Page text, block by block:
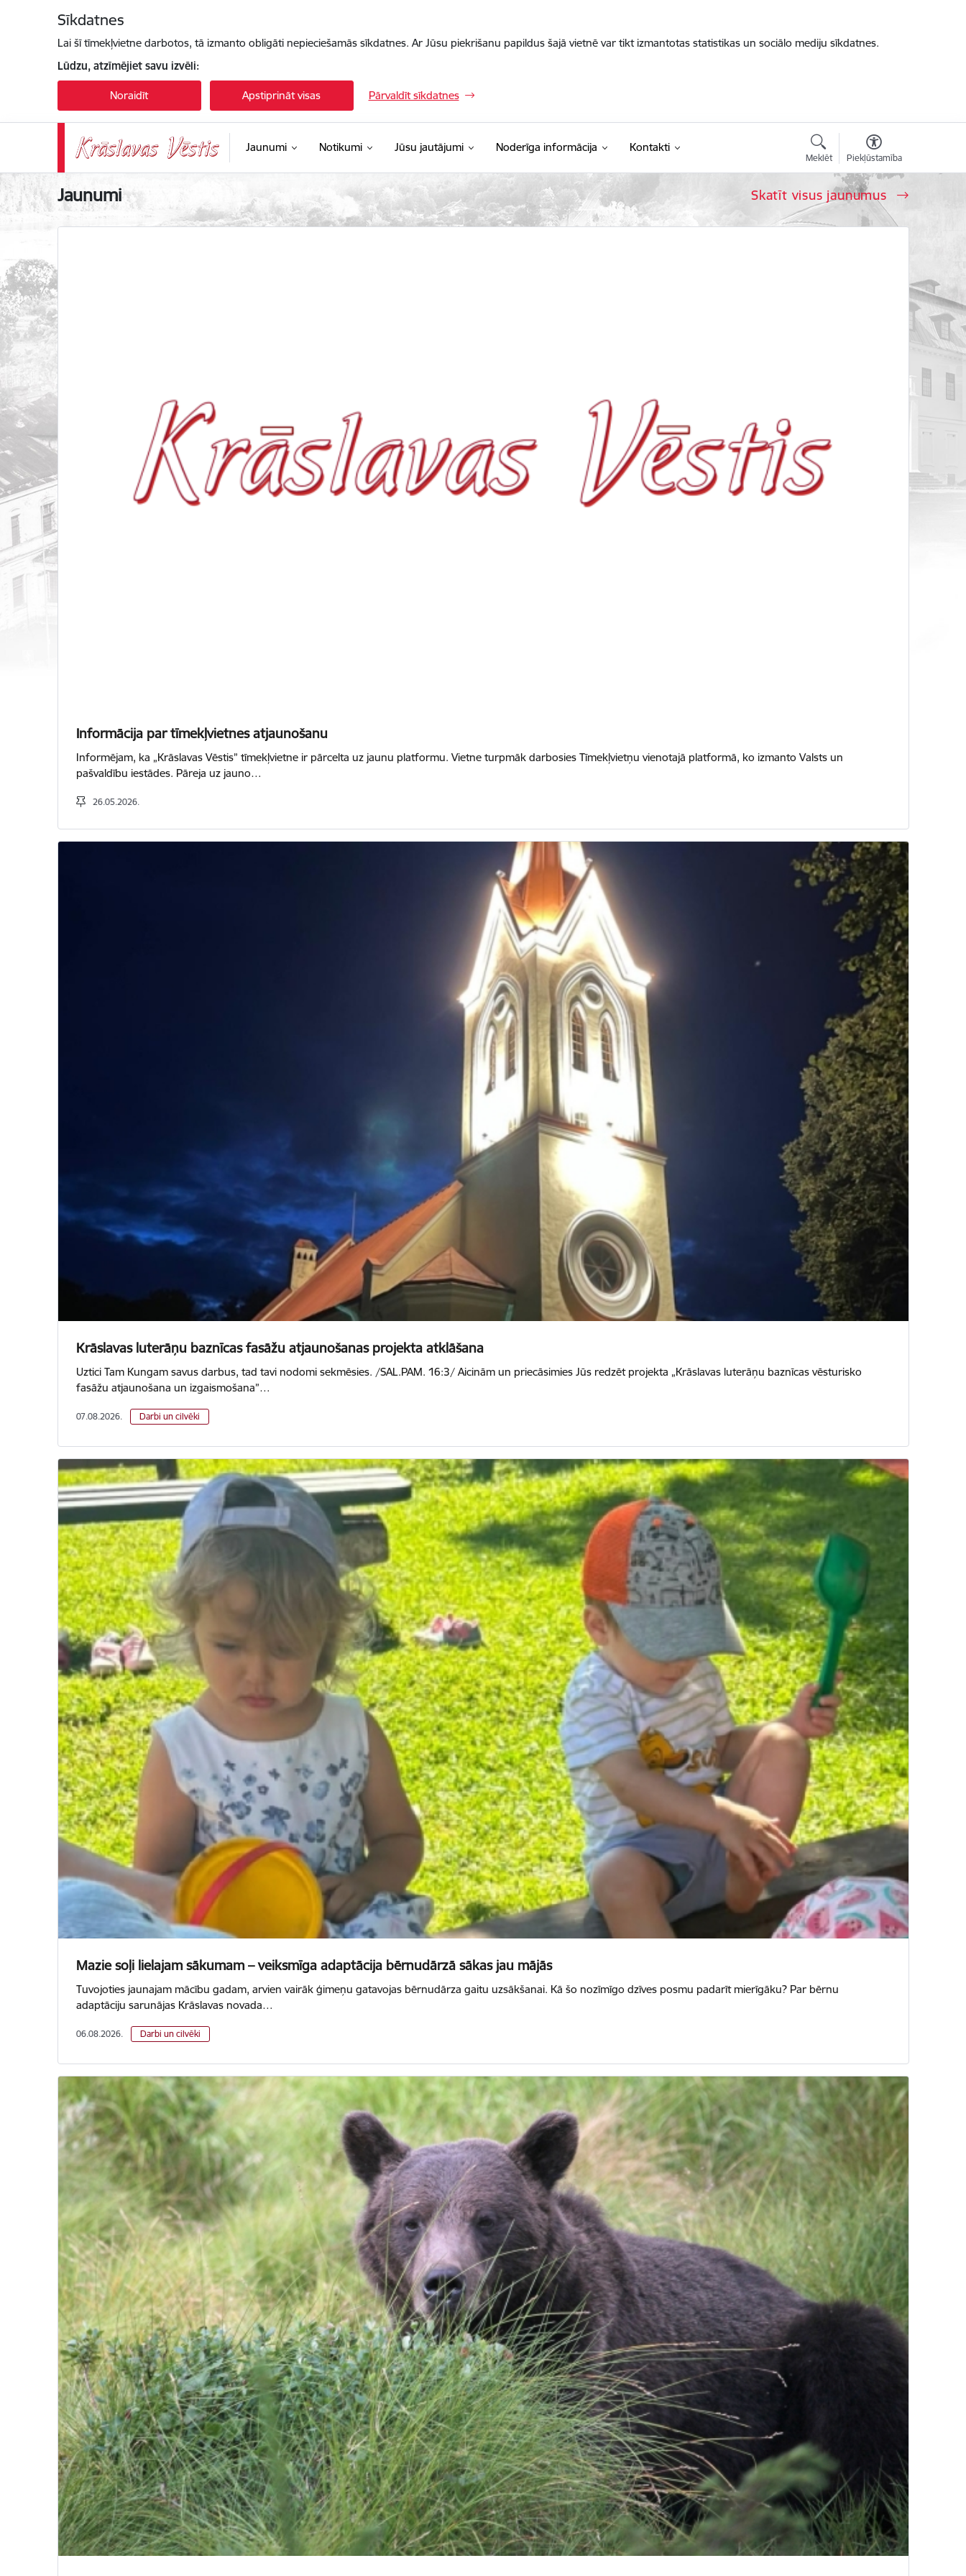
Sīkdatnes
Lai šī tīmekļvietne darbotos, tā izmanto obligāti nepieciešamās sīkdatnes. Ar Jūsu piekrišanu papildus šajā vietnē var tikt izmantotas statistikas un sociālo mediju sīkdatnes.
Lūdzu, atzīmējiet savu izvēli:
Noraidīt Apstiprināt visas Pārvaldīt sīkdatnes
Jaunumi Notikumi Jūsu jautājumi Noderīga informācija Kontakti
Meklēt Piekļūstamība
Krāslavas vēstis
Jaunumi Skatīt visus jaunumus
Informācija par tīmekļvietnes atjaunošanu
Informējam, ka „Krāslavas Vēstis” tīmekļvietne ir pārcelta uz jaunu platformu. Vietne turpmāk darbosies Tīmekļvietņu vienotajā platformā, ko izmanto Valsts un
pašvaldību iestādes. Pāreja uz jauno…
26.05.2026.
Krāslavas luterāņu baznīcas fasāžu atjaunošanas projekta atklāšana
Uztici Tam Kungam savus darbus, tad tavi nodomi sekmēsies. /SAL.PAM. 16:3/ Aicinām un priecāsimies Jūs redzēt projekta „Krāslavas luterāņu baznīcas vēsturisko
fasāžu atjaunošana un izgaismošana”…
07.08.2026. Darbi un cilvēki
Mazie soļi lielajam sākumam – veiksmīga adaptācija bērnudārzā sākas jau mājās
Tuvojoties jaunajam mācību gadam, arvien vairāk ģimeņu gatavojas bērnudārza gaitu uzsākšanai. Kā šo nozīmīgo dzīves posmu padarīt mierīgāku? Par bērnu
adaptāciju sarunājas Krāslavas novada…
06.08.2026. Darbi un cilvēki